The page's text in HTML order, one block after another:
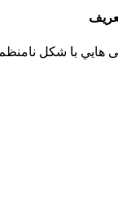
با شکل نامنظم